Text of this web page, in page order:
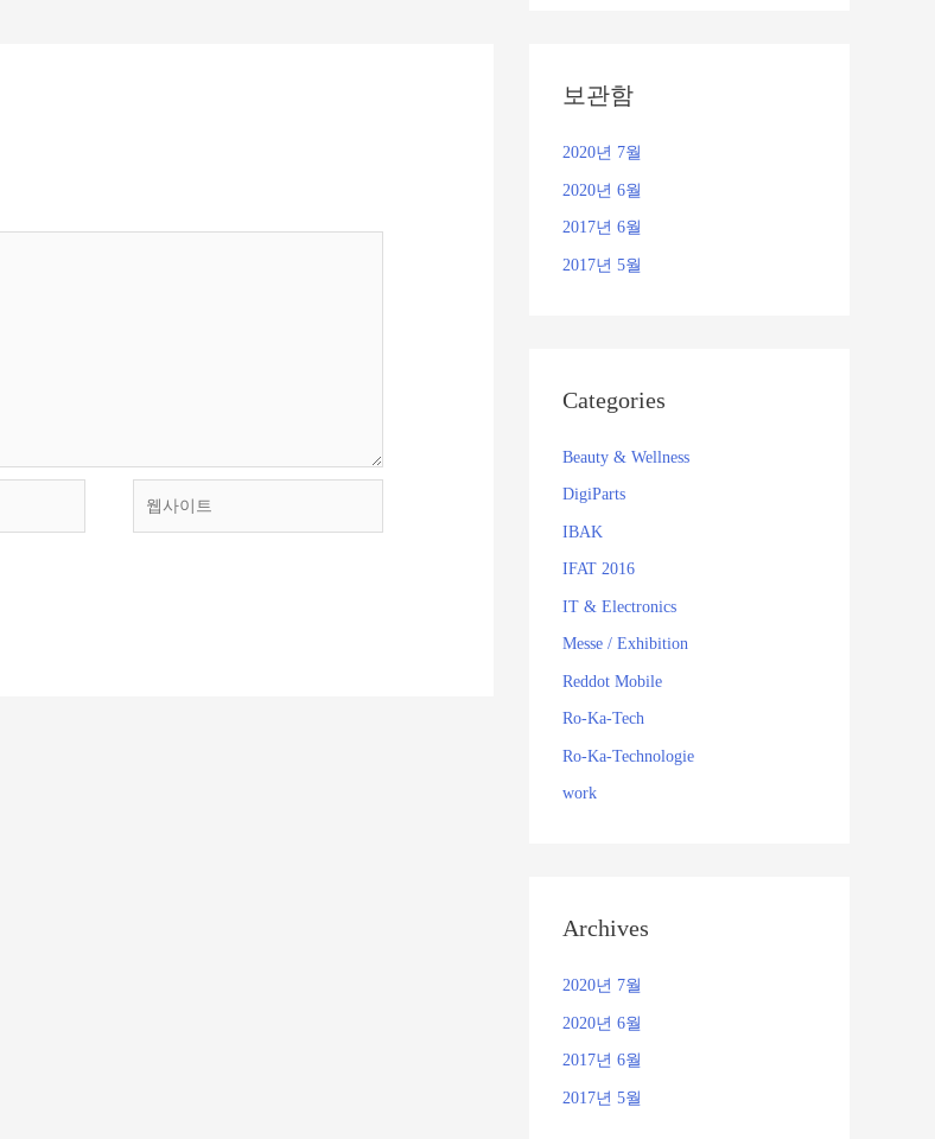
보관함
2020년 7월
2020년 6월
2017년 6월
2017년 5월
Categories
Beauty & Wellness
DigiParts
IBAK
IFAT 2016
IT & Electronics
Messe / Exhibition
Reddot Mobile
Ro-Ka-Tech
Ro-Ka-Technologie
work
Archives
2020년 7월
2020년 6월
2017년 6월
2017년 5월